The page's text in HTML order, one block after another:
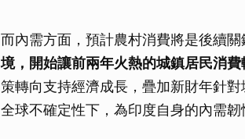
而內需方面，預計農村消費將是後續
境，開始讓前兩年火熱的城鎮居民消費
策轉向支持經濟成長，疊加新財年針
全球不確定性下，為印度自身的內需韌